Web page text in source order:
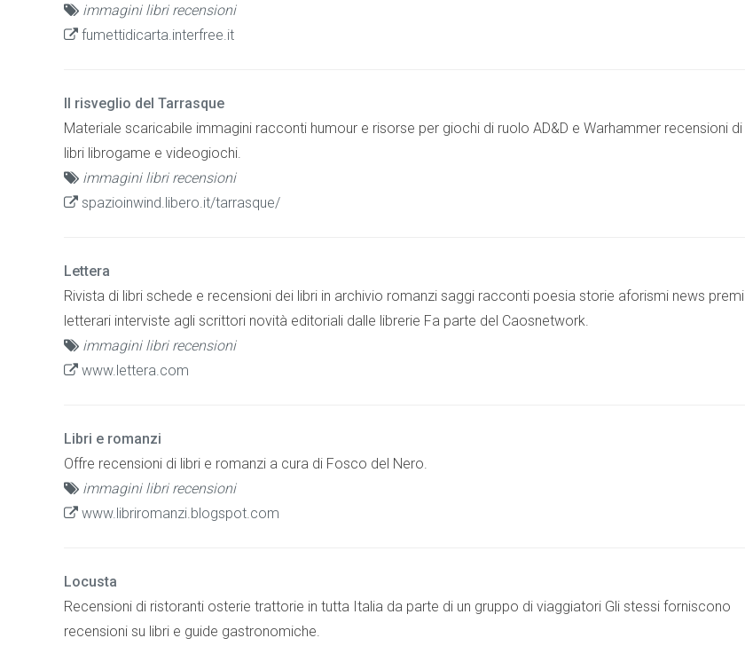
immagini libri recensioni
fumettidicarta.interfree.it
Il risveglio del Tarrasque
Materiale scaricabile immagini racconti humour e risorse per giochi di ruolo AD&D e Warhammer recensioni di
libri librogame e videogiochi.
immagini libri recensioni
spazioinwind.libero.it/tarrasque/
Lettera
Rivista di libri schede e recensioni dei libri in archivio romanzi saggi racconti poesia storie aforismi news premi
letterari interviste agli scrittori novità editoriali dalle librerie Fa parte del Caosnetwork.
immagini libri recensioni
www.lettera.com
Libri e romanzi
Offre recensioni di libri e romanzi a cura di Fosco del Nero.
immagini libri recensioni
www.libriromanzi.blogspot.com
Locusta
Recensioni di ristoranti osterie trattorie in tutta Italia da parte di un gruppo di viaggiatori Gli stessi forniscono
recensioni su libri e guide gastronomiche.